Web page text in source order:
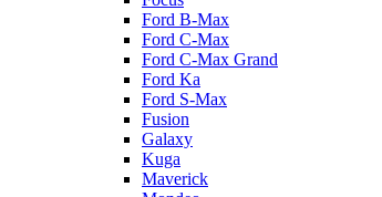
Ford B-Max
Ford C-Max
Ford C-Max Grand
Ford Ka
Ford S-Max
Fusion
Galaxy
Kuga
Maverick